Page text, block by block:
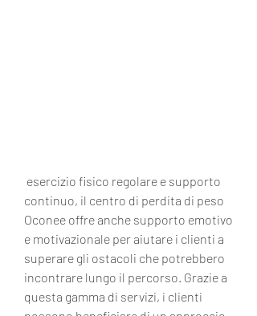
continuo, il centro di perdita di peso
Oconee offre anche supporto emotivo
e motivazionale per aiutare i clienti a
superare gli ostacoli che potrebbero
incontrare lungo il percorso. Grazie a
questa gamma di servizi, i clienti